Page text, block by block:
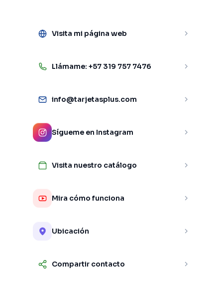
Visita mi página web
Llámame: +57 319 757 7476
info@tarjetasplus.com
Sígueme en Instagram
Visita nuestro catálogo
Mira cómo funciona
Ubicación
Compartir contacto